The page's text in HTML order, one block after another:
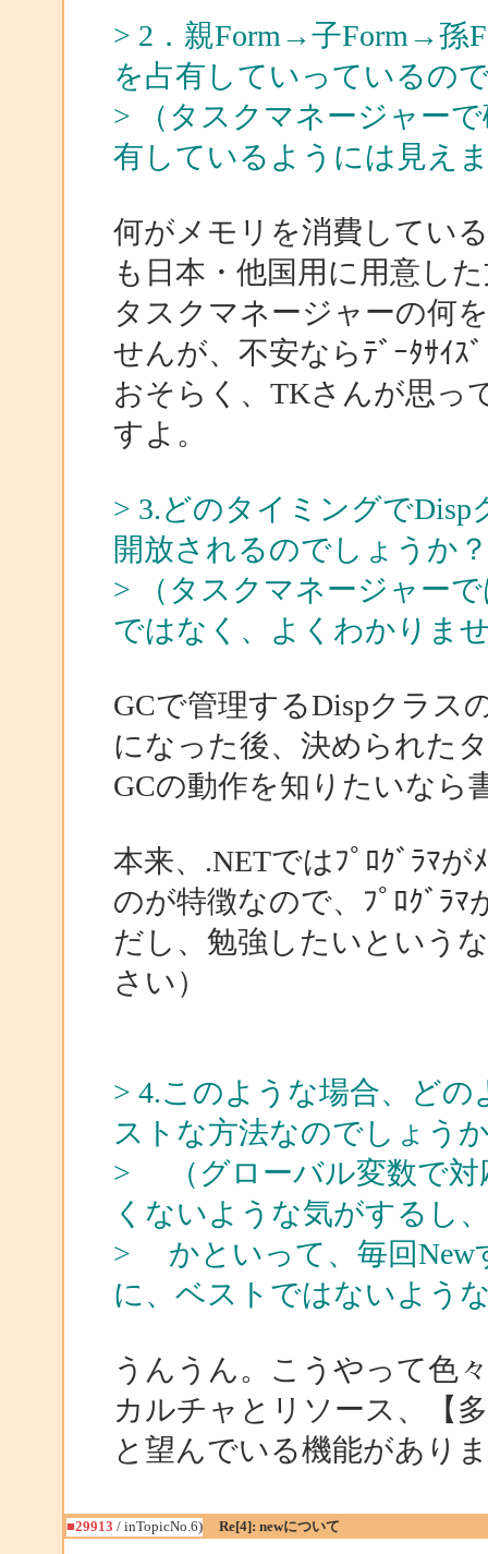
> 2．親Form→子Form→孫
を占有していっているの
> （タスクマネージャー
有しているようには見え
何がメモリを消費してい
も日本・他国用に用意し
タスクマネージャーの何
せんが、不安ならﾃﾞｰﾀｻｲｽ
おそらく、TKさんが思っ
すよ。
> 3.どのタイミングで
開放されるのでしょうか？
> （タスクマネージャー
ではなく、よくわかりま
GCで管理するDispクラス
になった後、決められた
GCの動作を知りたいなら
本来、.NETではﾌﾟﾛｸﾞﾗﾏ
のが特徴なので、ﾌﾟﾛｸﾞﾗ
だし、勉強したいという
さい）
> 4.このような場合、ど
ストな方法なのでしょう
> （グローバル変数で対
くないような気がするし
> かといって、毎回New
に、ベストではないよう
うんうん。こうやって色
カルチャとリソース、【
と望んでいる機能があり
■29913 / inTopicNo.6) Re[4]: newについて